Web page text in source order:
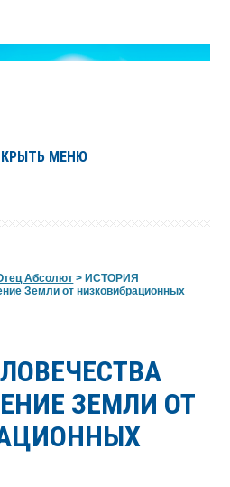
МЕНЮ
Абсолют >ИСТОРИЯ
Земли от низковибрационных
ЗЕМЛИ ОТ